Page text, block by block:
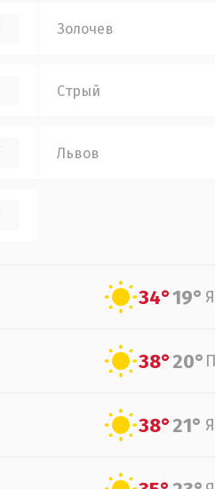
Золочев
Стрый
Львов
34°19°
38°20°
38°21°